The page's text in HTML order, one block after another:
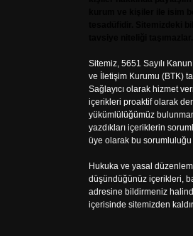
Sitemiz, 5651 Sayılı
ve İletişim Kurumu (BTK)
Sağlayıcı olarak hizmet
içerikleri proaktif olarak
yükümlülüğümüz
yazdıkları içeriklerin
üye olarak bu sorumluluğu
Hukuka ve yasal
düşündüğünüz içerikleri,
adresine bildirmeniz
içerisinde sitemizden